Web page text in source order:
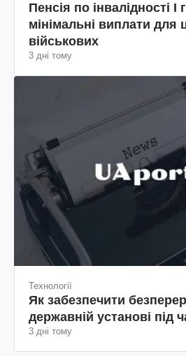
Пенсія по інвалідності I
мінімальні виплати для
військових
3 дні тому
Технології
Як забезпечити
державній установі під
3 дні тому